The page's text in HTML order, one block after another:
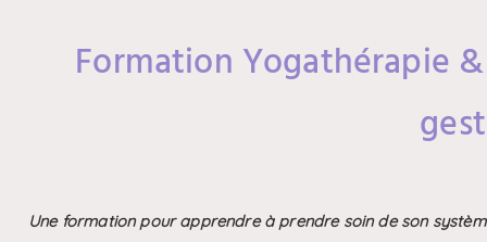
Formation Yogathérapie
Une formation pour apprendre à prendre soin de son